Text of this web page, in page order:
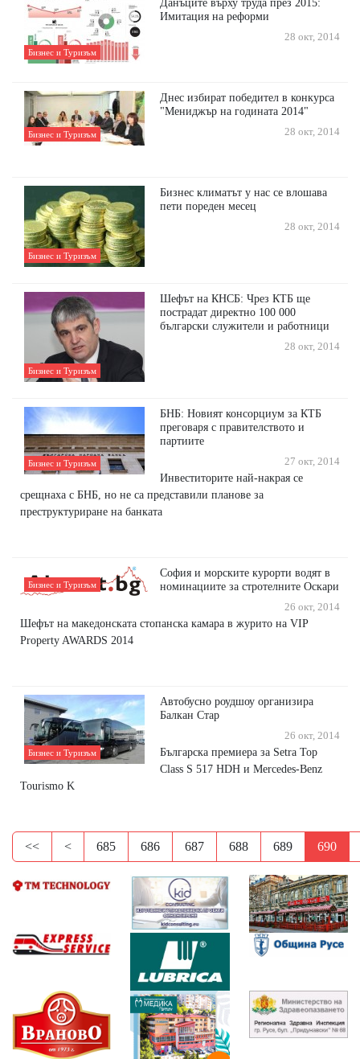
Бизнес и Туризъм
Данъците върху труда през 2015:
Имитация на реформи
28 окт, 2014
Бизнес и Туризъм
Днес избират победител в конкурса
"Мениджър на годината 2014"
28 окт, 2014
Бизнес и Туризъм
Бизнес климатът у нас се влошава
пети пореден месец
28 окт, 2014
Бизнес и Туризъм
Шефът на КНСБ: Чрез КТБ ще
пострадат директно 100 000
български служители и работници
28 окт, 2014
Бизнес и Туризъм
БНБ: Новият консорциум за КТБ
преговаря с правителството и
партиите
27 окт, 2014
Инвеститорите най-накрая се
срещнаха с БНБ, но не са представили планове за
преструктуриране на банката
Бизнес и Туризъм
София и морските курорти водят в
номинациите за стротелните Оскари
26 окт, 2014
Шефът на македонската стопанска камара в журито на VIP
Property AWARDS 2014
Бизнес и Туризъм
Автобусно роудшоу организира
Балкан Стар
26 окт, 2014
Българска премиера за Setra Top
Class S 517 HDH и Mercedes-Benz
Tourismo K
<< < 685 686 687 688 689 690